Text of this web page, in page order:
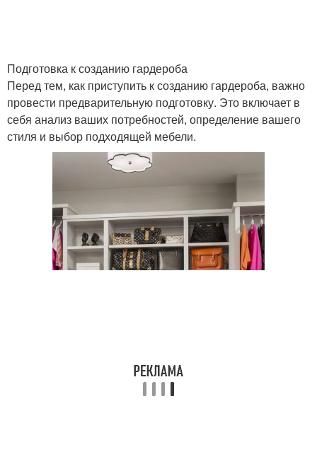
Подготовка к созданию гардероба
Перед тем, как приступить к созданию гардероба, важно
провести предварительную подготовку. Это включает в
себя анализ ваших потребностей, определение вашего
стиля и выбор подходящей мебели.